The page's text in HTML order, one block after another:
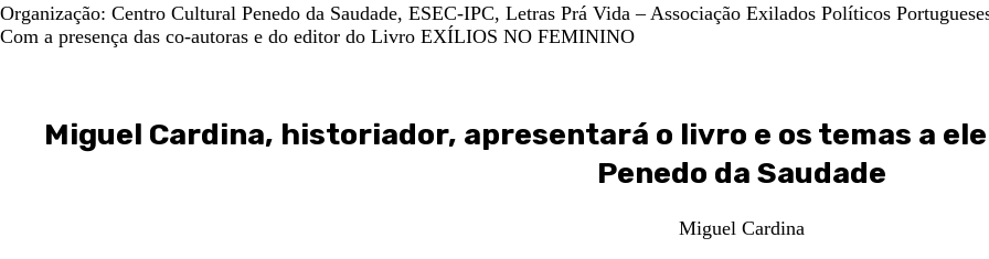
Organização: Centro Cultural Penedo da Saudade, ESEC-IPC, Letras Prá Vida – Associação Exilados Políticos
Com a presença das co-autoras e do editor do Livro EXÍLIOS NO FEMININO
Miguel Cardina, historiador, apresentará o livro e os temas a
Penedo da Saudade
Miguel Cardina